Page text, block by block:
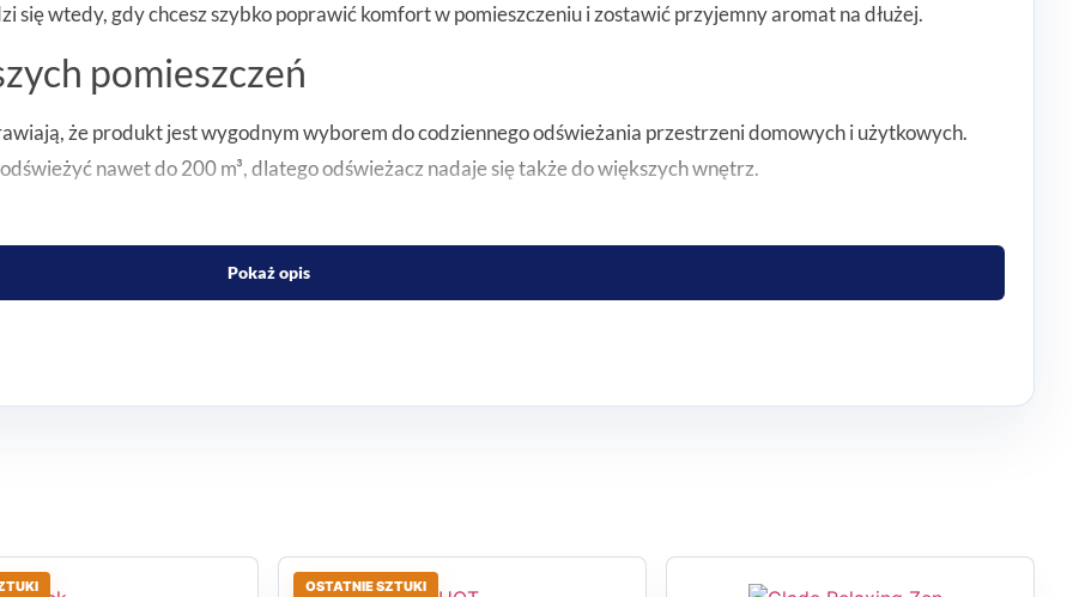
wtedy, gdy chcesz szybko poprawić komfort w pomieszczeniu i zostawić przyjemny aromat na dłużej.
pomieszczeń
że produkt jest wygodnym wyborem do codziennego odświeżania przestrzeni domowych i użytkowych.
nawet do 200 m³, dlatego odświeżacz nadaje się także do większych wnętrz.
zapach wyraźny, słodkawy i przyjemnie kojarzący się z czystością. Taki charakter aromatu dobrze wpisuje się
Pokaż opis
OSTATNIE SZTUKI